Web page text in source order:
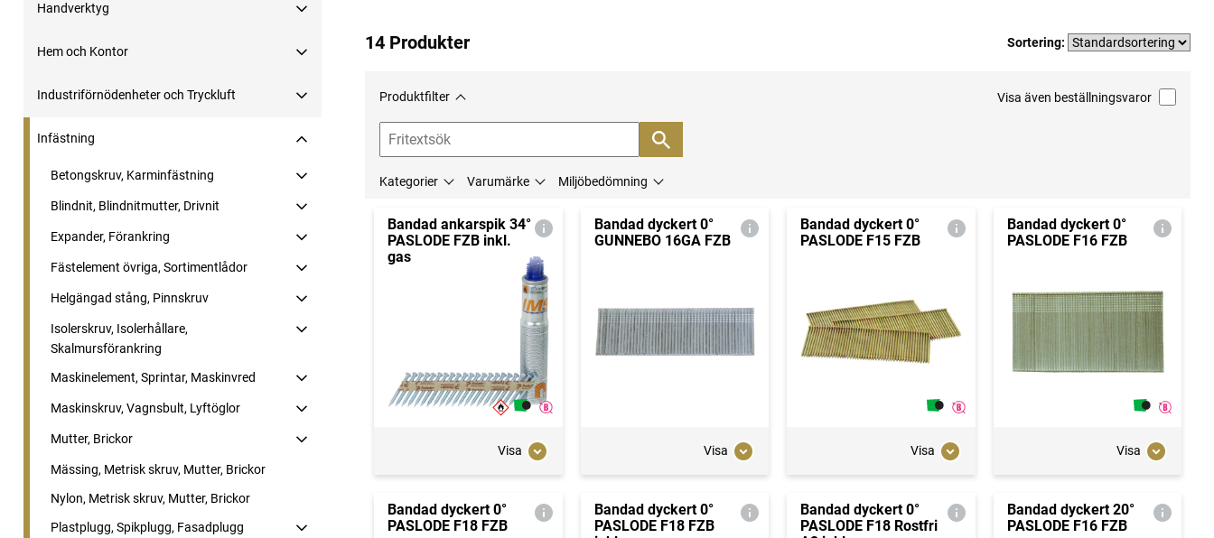
Handverktyg
Hem och Kontor
Industriförnödenheter och Tryckluft
Infästning
Betongskruv, Karminfästning
Blindnit, Blindnitmutter, Drivnit
Expander, Förankring
Fästelement övriga, Sortimentlådor
Helgängad stång, Pinnskruv
Isolerskruv, Isolerhållare,
Skalmursförankring
Maskinelement, Sprintar, Maskinvred
Maskinskruv, Vagnsbult, Lyftöglor
Mutter, Brickor
Mässing, Metrisk skruv, Mutter, Brickor
Nylon, Metrisk skruv, Mutter, Brickor
Plastplugg, Spikplugg, Fasadplugg
14 Produkter Sortering:
Produktfilter Visa även beställningsvaror
Kategorier Varumärke Miljöbedömning
Bandad ankarspik 34°
PASLODE FZB inkl.
gas
Visa
Bandad dyckert 0°
GUNNEBO 16GA FZB
Visa
Bandad dyckert 0°
PASLODE F15 FZB
Visa
Bandad dyckert 0°
PASLODE F16 FZB
Visa
Bandad dyckert 0°
PASLODE F18 FZB
Bandad dyckert 0°
PASLODE F18 FZB
Bandad dyckert 0°
PASLODE F18 Rostfri
Bandad dyckert 20°
PASLODE F16 FZB